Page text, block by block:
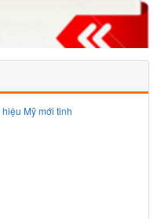
Mỹ mới tinh